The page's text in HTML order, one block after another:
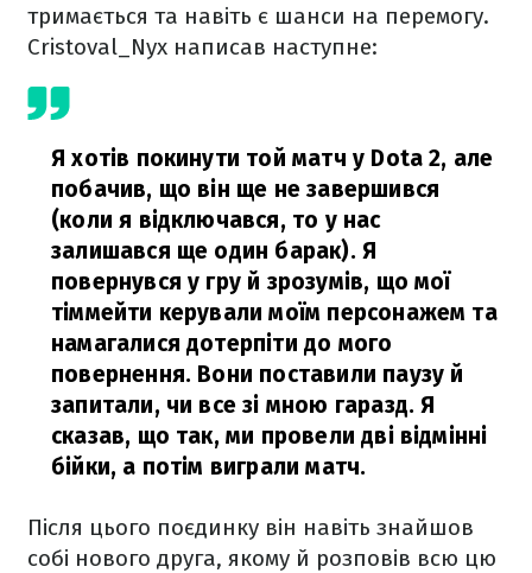
тримається та навіть є шанси на перемогу.
Cristoval_Nyx написав наступне:
Я хотів покинути той матч у Dota 2, але
побачив, що він ще не завершився
(коли я відключався, то у нас
залишався ще один барак). Я
повернувся у гру й зрозумів, що мої
тіммейти керували моїм персонажем та
намагалися дотерпіти до мого
повернення. Вони поставили паузу й
запитали, чи все зі мною гаразд. Я
сказав, що так, ми провели дві відмінні
бійки, а потім виграли матч.
Після цього поєдинку він навіть знайшов
собі нового друга, якому й розповів всю цю